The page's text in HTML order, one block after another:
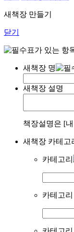
새책장 만들기
닫기
표가 있는 항
새책장 명
새책장 설명
책장설명은 [
새책장 카테고
카테고리
카테고리